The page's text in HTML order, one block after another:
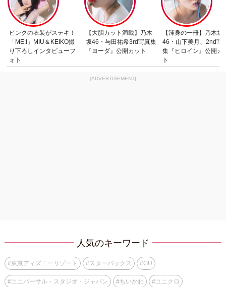
ピンクの衣装がステキ！
「ME:I」MIU＆KEIKO撮
り下ろしインタビューフ
ォト
【大胆カット満載】乃木
坂46・与田祐希3rd写真集
『ヨーダ』公開カット
【渾身の一冊】乃木坂
46・山下美月、2nd写
集『ヒロイン』公開カ
ト
[ADVERTISEMENT]
人気のキーワード
#東京ディズニーリゾート #スターバックス #GU
#ユニバーサル・スタジオ・ジャパン #ちいかわ #ユニクロ